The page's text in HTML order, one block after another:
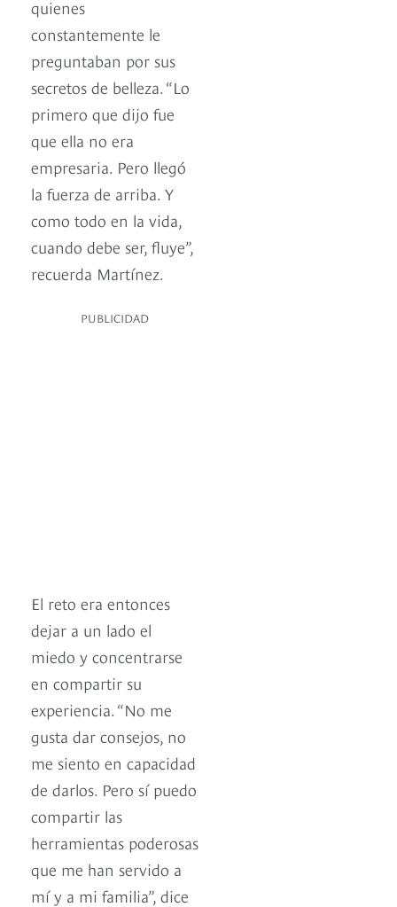
quienes
constantemente le
preguntaban por sus
secretos de belleza. “Lo
primero que dijo fue
que ella no era
empresaria. Pero llegó
la fuerza de arriba. Y
como todo en la vida,
cuando debe ser, fluye”,
recuerda Martínez.
PUBLICIDAD
El reto era entonces
dejar a un lado el
miedo y concentrarse
en compartir su
experiencia. “No me
gusta dar consejos, no
me siento en capacidad
de darlos. Pero sí puedo
compartir las
herramientas poderosas
que me han servido a
mí y a mi familia”, dice